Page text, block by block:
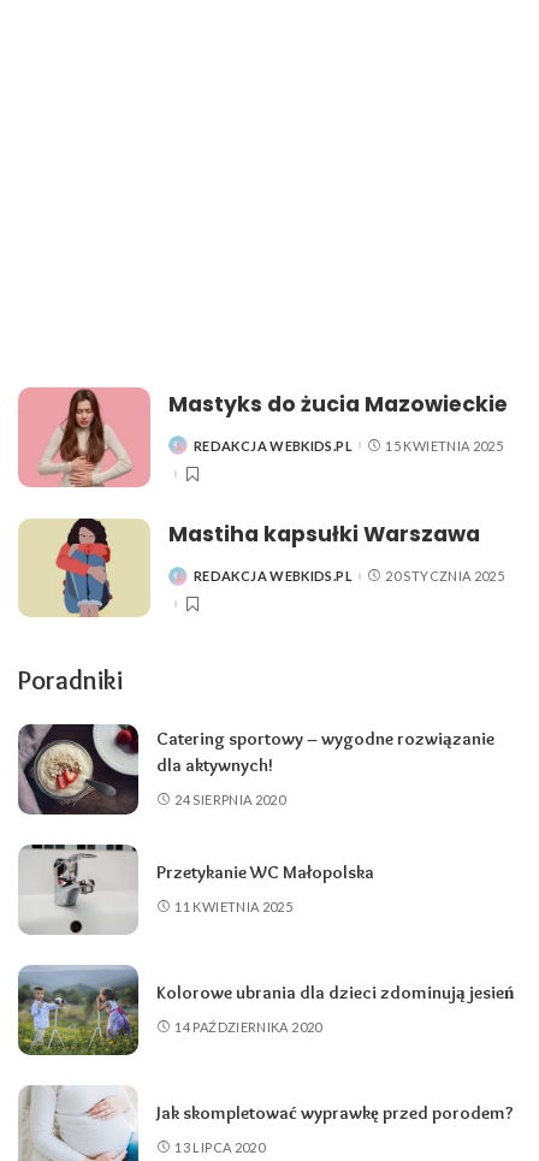
Mastyks do żucia Mazowieckie
POSTED
REDAKCJA WEBKIDS.PL 15 KWIETNIA 2025
Mastiha kapsułki Warszawa
POSTED
REDAKCJA WEBKIDS.PL 20 STYCZNIA 2025
Poradniki
Catering sportowy – wygodne rozwiązanie
dla aktywnych!
24 SIERPNIA 2020
Przetykanie WC Małopolska
11 KWIETNIA 2025
Kolorowe ubrania dla dzieci zdominują jesień
14 PAŹDZIERNIKA 2020
Jak skompletować wyprawkę przed porodem?
13 LIPCA 2020